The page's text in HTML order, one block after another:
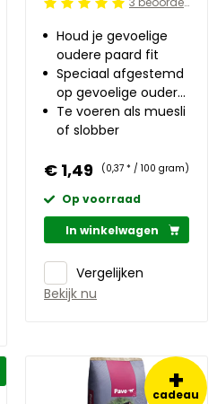
Beoordeling: 5/5
Houd je gevoelige
oudere paard fit
Speciaal afgestemd
op gevoelige oudere
paarden
Te voeren als muesli
of slobber
€ 1,49 (0,37 * / 100 gram)
Op voorraad
In winkelwagen
Vergelijken
Bekijk nu
+
cadeau